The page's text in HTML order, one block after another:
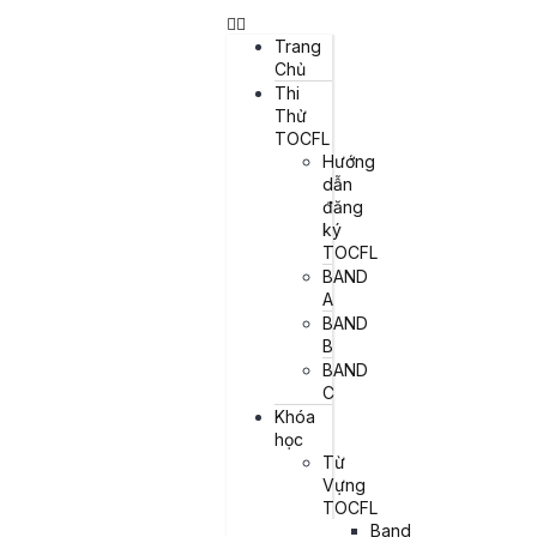
Trang
Chủ
Thi
Thử
TOCFL
Hướng
dẫn
đăng
ký
TOCFL
BAND
A
BAND
B
BAND
C
Khóa
học
Từ
Vựng
TOCFL
Band
HỌC TIẾNG TRUNG
Formal vs. Informal Traditional Chinese
Vocabulary Log – 正式／非正式中文詞彙
I. Bảng từ vựng Từ Formal Từ Informal Pinyin Nghĩa tiếng Việt Ví
dụ Formal Ví dụ Informal 支付 付錢 zhīfù / fùqián Th...